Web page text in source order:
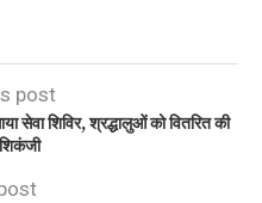
post
सेवा शिविर, श्रद्धालुओं को वितरित की